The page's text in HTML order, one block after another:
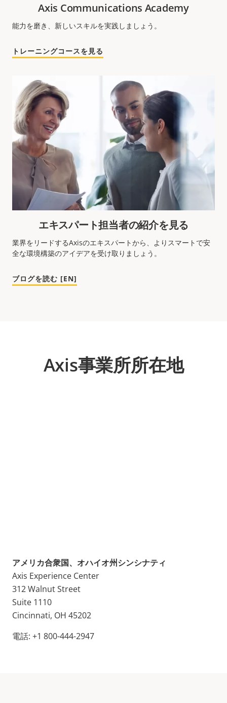
Axis Communications Academy
能力を磨き、新しいスキルを実践しましょう。
トレーニングコースを見る
エキスパート担当者の紹介を見る
業界をリードするAxisのエキスパートから、よりスマートで安
全な環境構築のアイデアを受け取りましょう。
ブログを読む [EN]
Axis事業所所在地
アメリカ合衆国、オハイオ州シンシナティ
Axis Experience Center
312 Walnut Street
Suite 1110
Cincinnati, OH 45202
電話: +1 800-444-2947